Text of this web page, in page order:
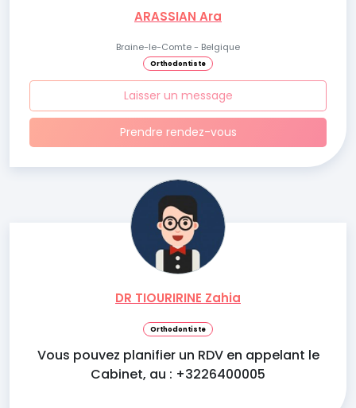
ARASSIAN Ara
Braine-le-Comte - Belgique
Orthodontiste
Laisser un message
Prendre rendez-vous
DR TIOURIRINE Zahia
Orthodontiste
Vous pouvez planifier un RDV en appelant le
Cabinet, au : +3226400005